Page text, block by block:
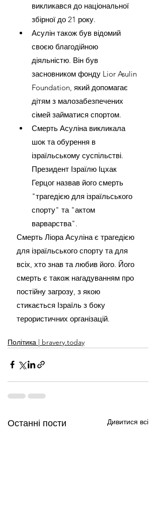
викликався до національної
збірної до 21 року.
Асулін також був відомий
своєю благодійною
діяльністю. Він був
засновником фонду Lior Asulin
Foundation, який допомагає
дітям з малозабезпечених
сімей займатися спортом.
Смерть Асуліна викликала
шок та обурення в
ізраїльському суспільстві.
Президент Ізраїлю Іцхак
Герцог назвав його смерть
"трагедією для ізраїльського
спорту" та "актом
варварства".
Смерть Ліора Асуліна є трагедією
для ізраїльського спорту та для
всіх, хто знав та любив його. Його
смерть є також нагадуванням про
постійну загрозу, з якою
стикається Ізраїль з боку
терористичних організацій.
Політика | bravery.today
Останні пости Дивитися всі